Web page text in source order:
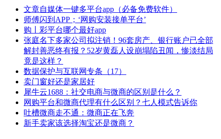
文章自媒体一键多平台app（必备免费软件）
师傅闪到APP；‘网购安装接单平台’
购丨彩平台哪个最好app
张庭名下多家公司拟注销！96套房产、银行账户已全部
解封善恶终有报？52岁黄磊人设崩塌陷丑闻，惨淡结局
竟是这样？
数据保护与互联网专条（17）
卖门窗好还是家居好
犀牛云1688：社交电商与微商的区别是什么？
网购平台和微商代理有什么区别？七人模式告诉你
吐槽微商走不通：微商正在飞奔
新手卖家该选择淘宝还是微商？